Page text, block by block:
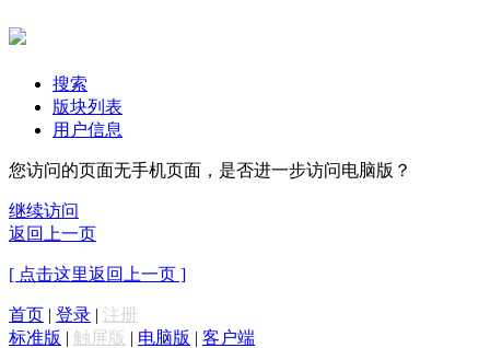
搜索
版块列表
用户信息
您访问的页面无手机页面，是否进一步访问电脑版？
继续访问
返回上一页
[ 点击这里返回上一页 ]
首页 | 登录 | 注册
标准版 | 触屏版 | 电脑版 | 客户端